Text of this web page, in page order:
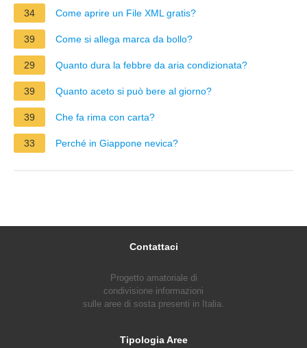
34 Come aprire un File XML gratis?
39 Come si allega marca da bollo?
29 Quanto dura la febbre da aria condizionata?
39 Quanto aceto si può bere al giorno?
39 Che fa rima con carta?
33 Perché in Giappone nevica?
Contattaci
Progetto amatoriale di
condivisione informazioni
sulle aree di sosta presenti in Italia.
Tipologia Aree